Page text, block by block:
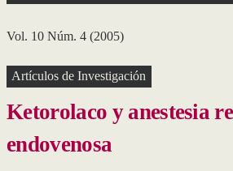
Vol. 10 Núm. 4 (2005)
Artículos de Investigación
Ketorolaco y anestesia
endovenosa